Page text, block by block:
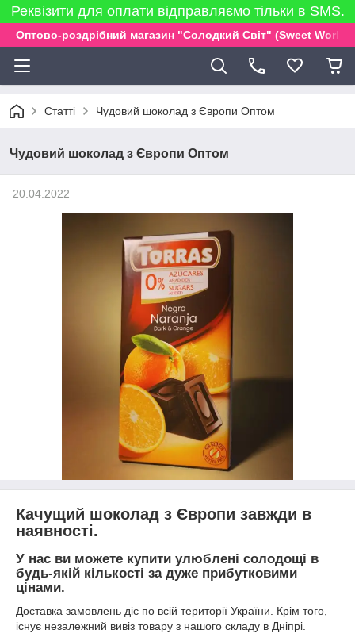
Реквізити для оплати відправляємо тільки в SMS.
Оптово-роздрібний магазин "Солодкий Світ" (Sweet World)
Статті Чудовий шоколад з Європи Оптом
Чудовий шоколад з Європи Оптом
20.04.2022
Качущий шоколад з Європи завжди в
наявності.
У нас ви можете купити улюблені солодощі в
будь-якій кількості за дуже прибутковими
цінами.
Доставка замовлень діє по всій території України. Крім того,
існує незалежний вивіз товару з нашого складу в Дніпрі.